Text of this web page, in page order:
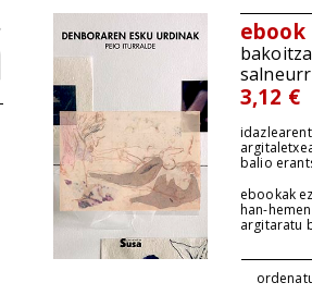
ebook
3,12 €
balio
ebookak
han-
argitaratu